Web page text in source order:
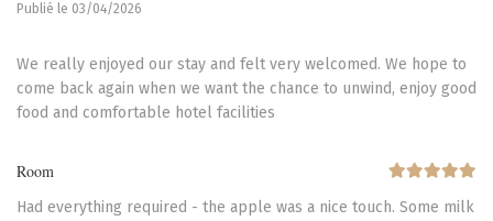
Publié le 03/04/2026
We really enjoyed our stay and felt very welcomed. We hope to
come back again when we want the chance to unwind, enjoy good
food and comfortable hotel facilities
Room
Had everything required - the apple was a nice touch. Some milk